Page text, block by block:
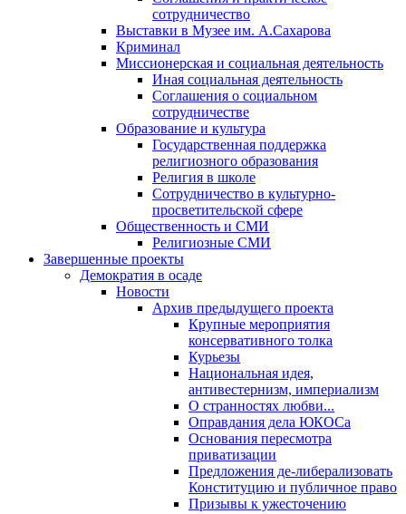
сотрудничество
Выставки в Музее им. А.Сахарова
Криминал
Миссионерская и социальная деятельность
Иная социальная деятельность
Соглашения о социальном
сотрудничестве
Образование и культура
Государственная поддержка
религиозного образования
Религия в школе
Сотрудничество в культурно-
просветительской сфере
Общественность и СМИ
Религиозные СМИ
Завершенные проекты
Демократия в осаде
Новости
Архив предыдущего проекта
Крупные мероприятия
консервативного толка
Курьезы
Национальная идея,
антивестернизм, империализм
О странностях любви...
Оправдания дела ЮКОСа
Основания пересмотра
приватизации
Предложения де-либерализовать
Конституцию и публичное право
Призывы к ужесточению